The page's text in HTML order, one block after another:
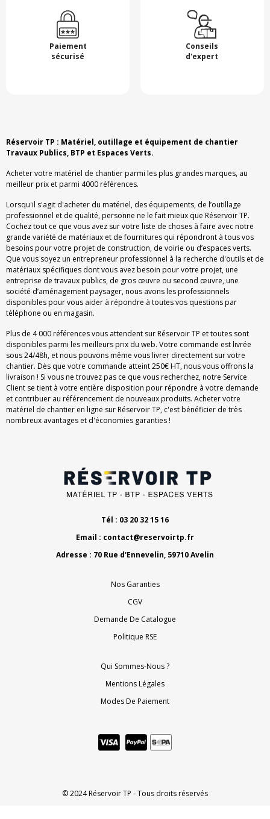
Paiement
sécurisé
Conseils
d'expert
Réservoir TP : Matériel, outillage et équipement de chantier
Travaux Publics, BTP et Espaces Verts.
Acheter votre matériel de chantier parmi les plus grandes marques, au
meilleur prix et parmi 4000 références.
Lorsqu'il s'agit d'acheter du matériel, des équipements, de l’outillage
professionnel et de qualité, personne ne le fait mieux que Réservoir TP.
Cochez tout ce que vous avez sur votre liste de choses à faire avec notre
grande variété de matériaux et de fournitures qui répondront à tous vos
besoins pour votre projet de construction, de voirie ou d’espaces verts.
Que vous soyez un entrepreneur professionnel à la recherche d'outils et de
matériaux spécifiques dont vous avez besoin pour votre projet, une
entreprise de travaux publics, de gros œuvre ou second œuvre, une
société d’aménagement paysager, nous avons les professionnels
disponibles pour vous aider à répondre à toutes vos questions par
téléphone ou en magasin.
Plus de 4 000 références vous attendent sur Réservoir TP et toutes sont
disponibles parmi les meilleurs prix du web. Votre commande est livrée
sous 24/48h, et nous pouvons même vous livrer directement sur votre
chantier. Dès que votre commande atteint 250€ HT, nous vous offrons la
livraison ! Si vous ne trouvez pas ce que vous recherchez, notre Service
Client se tient à votre entière disposition pour répondre à votre demande
et contribuer au référencement de nouveaux produits. Acheter votre
matériel de chantier en ligne sur Réservoir TP, c'est bénéficier de très
nombreux avantages et d'économies garanties !
Tél : 03 20 32 15 16
Email : contact@reservoirtp.fr
Adresse : 70 Rue d'Ennevelin, 59710 Avelin
Nos Garanties
CGV
Demande De Catalogue
Politique RSE
Qui Sommes-Nous ?
Mentions Légales
Modes De Paiement
© 2024 Réservoir TP - Tous droits réservés